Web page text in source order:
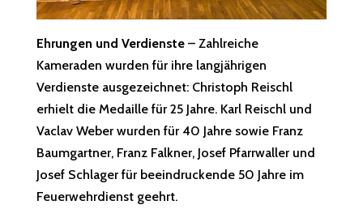
Ehrungen und Verdienste– Zahlreiche
Kameraden wurden für ihre langjährigen
Verdienste ausgezeichnet: Christoph Reischl
erhielt die Medaille für 25 Jahre. Karl Reischl und
Vaclav Weber wurden für 40 Jahre sowie Franz
Baumgartner, Franz Falkner, Josef Pfarrwaller und
Josef Schlager für beeindruckende 50 Jahre im
Feuerwehrdienst geehrt.